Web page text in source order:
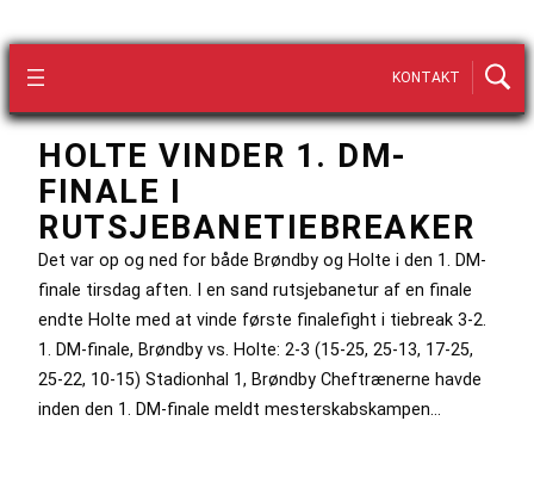
KONTAKT
HOLTE VINDER 1. DM-
FINALE I
RUTSJEBANETIEBREAKER
Det var op og ned for både Brøndby og Holte i den 1. DM-
finale tirsdag aften. I en sand rutsjebanetur af en finale
endte Holte med at vinde første finalefight i tiebreak 3-2.
1. DM-finale, Brøndby vs. Holte: 2-3 (15-25, 25-13, 17-25,
25-22, 10-15) Stadionhal 1, Brøndby Cheftrænerne havde
inden den 1. DM-finale meldt mesterskabskampen…